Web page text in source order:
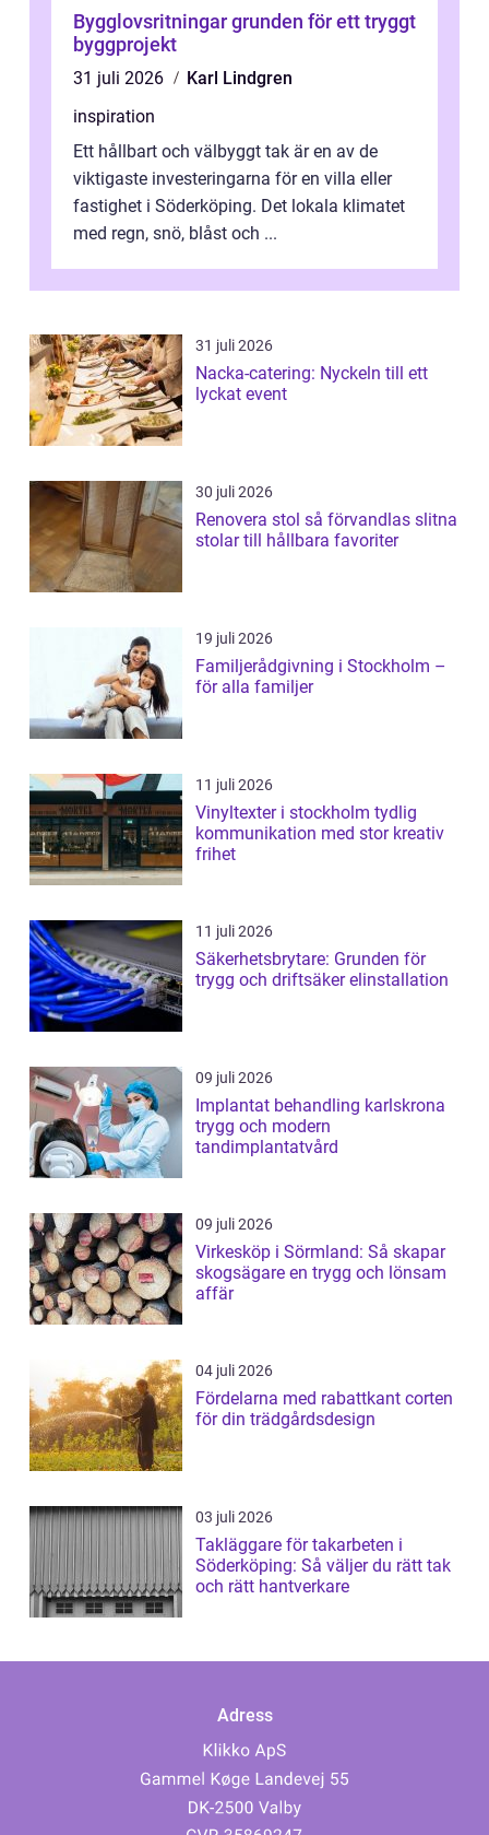
Bygglovsritningar grunden för ett tryggt
byggprojekt
31 juli 2026
Karl Lindgren
inspiration
Ett hållbart och välbyggt tak är en av de
viktigaste investeringarna för en villa eller
fastighet i Söderköping. Det lokala klimatet
med regn, snö, blåst och ...
31 juli 2026
Nacka-catering: Nyckeln till ett
lyckat event
30 juli 2026
Renovera stol så förvandlas slitna
stolar till hållbara favoriter
19 juli 2026
Familjerådgivning i Stockholm –
för alla familjer
11 juli 2026
Vinyltexter i stockholm tydlig
kommunikation med stor kreativ
frihet
11 juli 2026
Säkerhetsbrytare: Grunden för
trygg och driftsäker elinstallation
09 juli 2026
Implantat behandling karlskrona
trygg och modern
tandimplantatvård
09 juli 2026
Virkesköp i Sörmland: Så skapar
skogsägare en trygg och lönsam
affär
04 juli 2026
Fördelarna med rabattkant corten
för din trädgårdsdesign
03 juli 2026
Takläggare för takarbeten i
Söderköping: Så väljer du rätt tak
och rätt hantverkare
Adress